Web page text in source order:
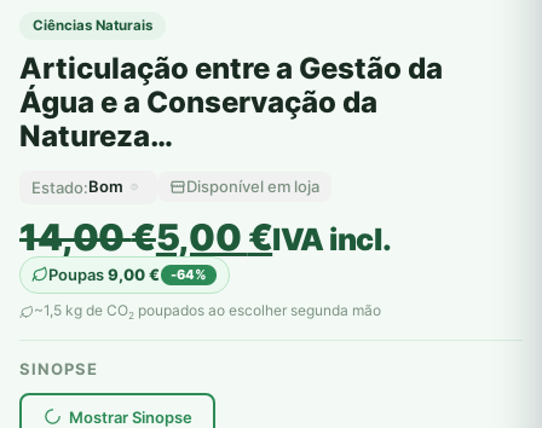
Ciências Naturais
Articulação entre a Gestão da
Água e a Conservação da
Natureza…
Estado:Bom Disponível em loja
14,00€
O
preço
original
era:
14,00 €.
5,00€
O
preço
atual
é:
5,00 €.
IVA incl.
Poupas9,00€ -64%
~1,5 kg de CO2 poupados ao escolher segunda mão
SINOPSE
Mostrar Sinopse
plantar árvores reais